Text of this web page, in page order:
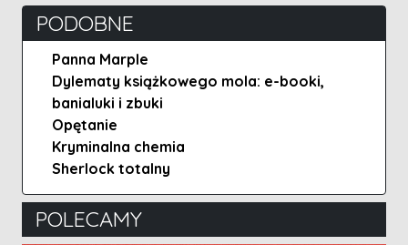
PODOBNE
Panna Marple
Dylematy książkowego mola: e-booki,
banialuki i zbuki
Opętanie
Kryminalna chemia
Sherlock totalny
POLECAMY